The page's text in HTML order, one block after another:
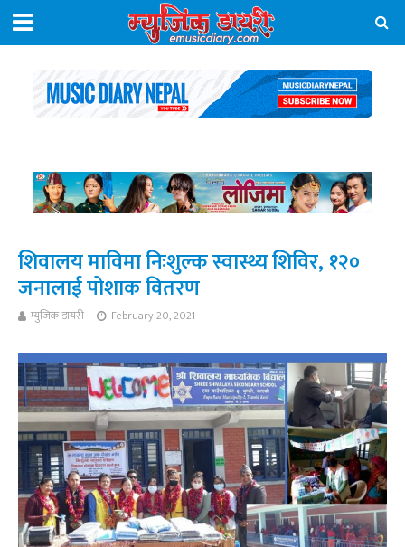
शिवालय माविमा निःशुल्क स्वास्थ्य शिविर, १२०
जनालाई पोशाक वितरण
म्युजिक डायरी February 20, 2021